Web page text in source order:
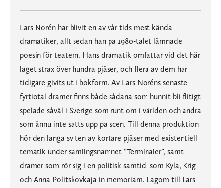
Lars Norén har blivit en av vår tids mest kända
dramatiker, allt sedan han på 1980-talet lämnade
poesin för teatern. Hans dramatik omfattar vid det här
laget strax över hundra pjäser, och flera av dem har
tidigare givits ut i bokform. Av Lars Noréns senaste
fyrtiotal dramer finns både sådana som hunnit bli flitigt
spelade såväl i Sverige som runt om i världen och andra
som ännu inte satts upp på scen. Till denna produktion
hör den långa sviten av kortare pjäser med existentiell
tematik under samlingsnamnet ”Terminaler”, samt
dramer som rör sig i en politisk samtid, som Kyla, Krig
och Anna Politskovkaja in memoriam. Lagom till Lars